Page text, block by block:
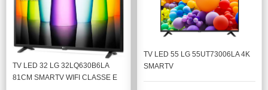
TV LED 32 LG 32LQ630B6LA
81CM SMARTV WIFI CLASSE E
TV LED 55 LG 55UT73006LA 4K
SMARTV